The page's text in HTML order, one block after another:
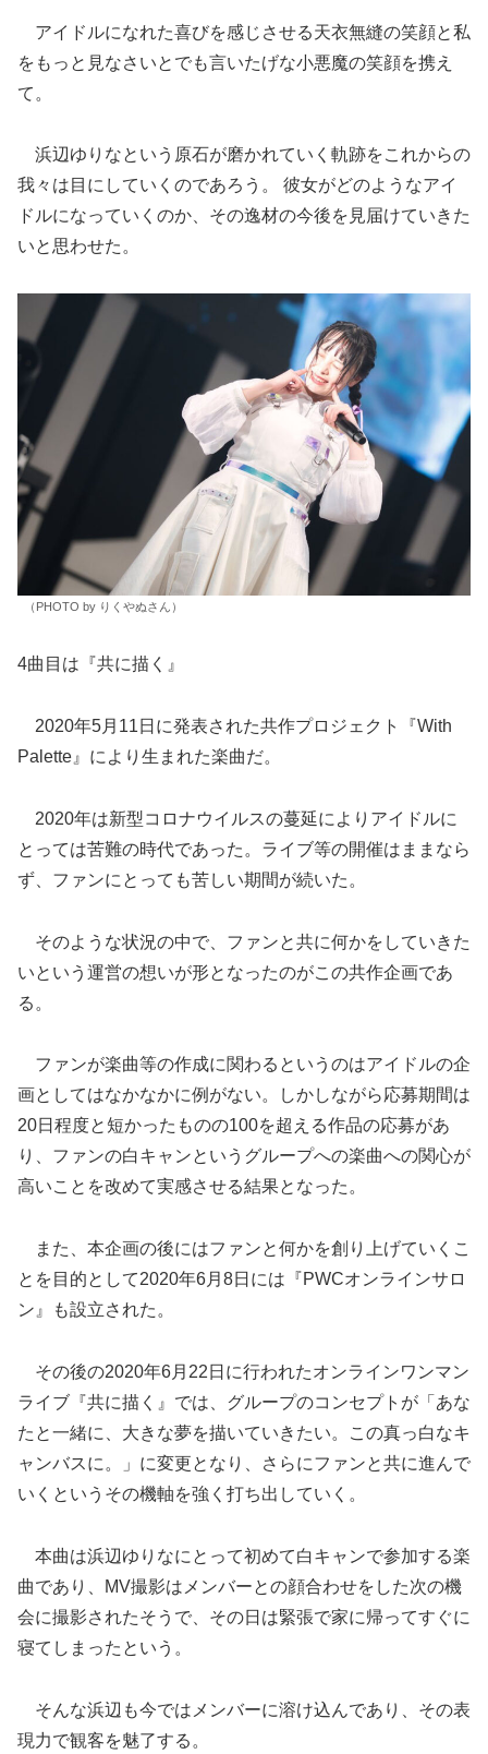
アイドルになれた喜びを感じさせる天衣無縫の笑顔と私
をもっと見なさいとでも言いたげな小悪魔の笑顔を携え
て。
浜辺ゆりなという原石が磨かれていく軌跡をこれからの
我々は目にしていくのであろう。 彼女がどのようなアイ
ドルになっていくのか、その逸材の今後を見届けていきた
いと思わせた。
（PHOTO by りくやぬさん）
4曲目は『共に描く』
2020年5月11日に発表された共作プロジェクト『With
Palette』により生まれた楽曲だ。
2020年は新型コロナウイルスの蔓延によりアイドルに
とっては苦難の時代であった。ライブ等の開催はままなら
ず、ファンにとっても苦しい期間が続いた。
そのような状況の中で、ファンと共に何かをしていきた
いという運営の想いが形となったのがこの共作企画であ
る。
ファンが楽曲等の作成に関わるというのはアイドルの企
画としてはなかなかに例がない。しかしながら応募期間は
20日程度と短かったものの100を超える作品の応募があ
り、ファンの白キャンというグループへの楽曲への関心が
高いことを改めて実感させる結果となった。
また、本企画の後にはファンと何かを創り上げていくこ
とを目的として2020年6月8日には『PWCオンラインサロ
ン』も設立された。
その後の2020年6月22日に行われたオンラインワンマン
ライブ『共に描く』では、グループのコンセプトが「あな
たと一緒に、大きな夢を描いていきたい。この真っ白なキ
ャンバスに。」に変更となり、さらにファンと共に進んで
いくというその機軸を強く打ち出していく。
本曲は浜辺ゆりなにとって初めて白キャンで参加する楽
曲であり、MV撮影はメンバーとの顔合わせをした次の機
会に撮影されたそうで、その日は緊張で家に帰ってすぐに
寝てしまったという。
そんな浜辺も今ではメンバーに溶け込んであり、その表
現力で観客を魅了する。